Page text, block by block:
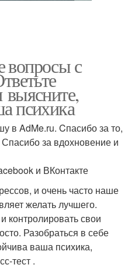
вопросы с
выясните,
психика
в AdMe.ru. Cпасибо за то,
Спасибо за вдохновение и
и ВКонтакте
и очень часто наше
желать лучшего.
контролировать свои
Разобраться в себе
ваша психика,
тест .